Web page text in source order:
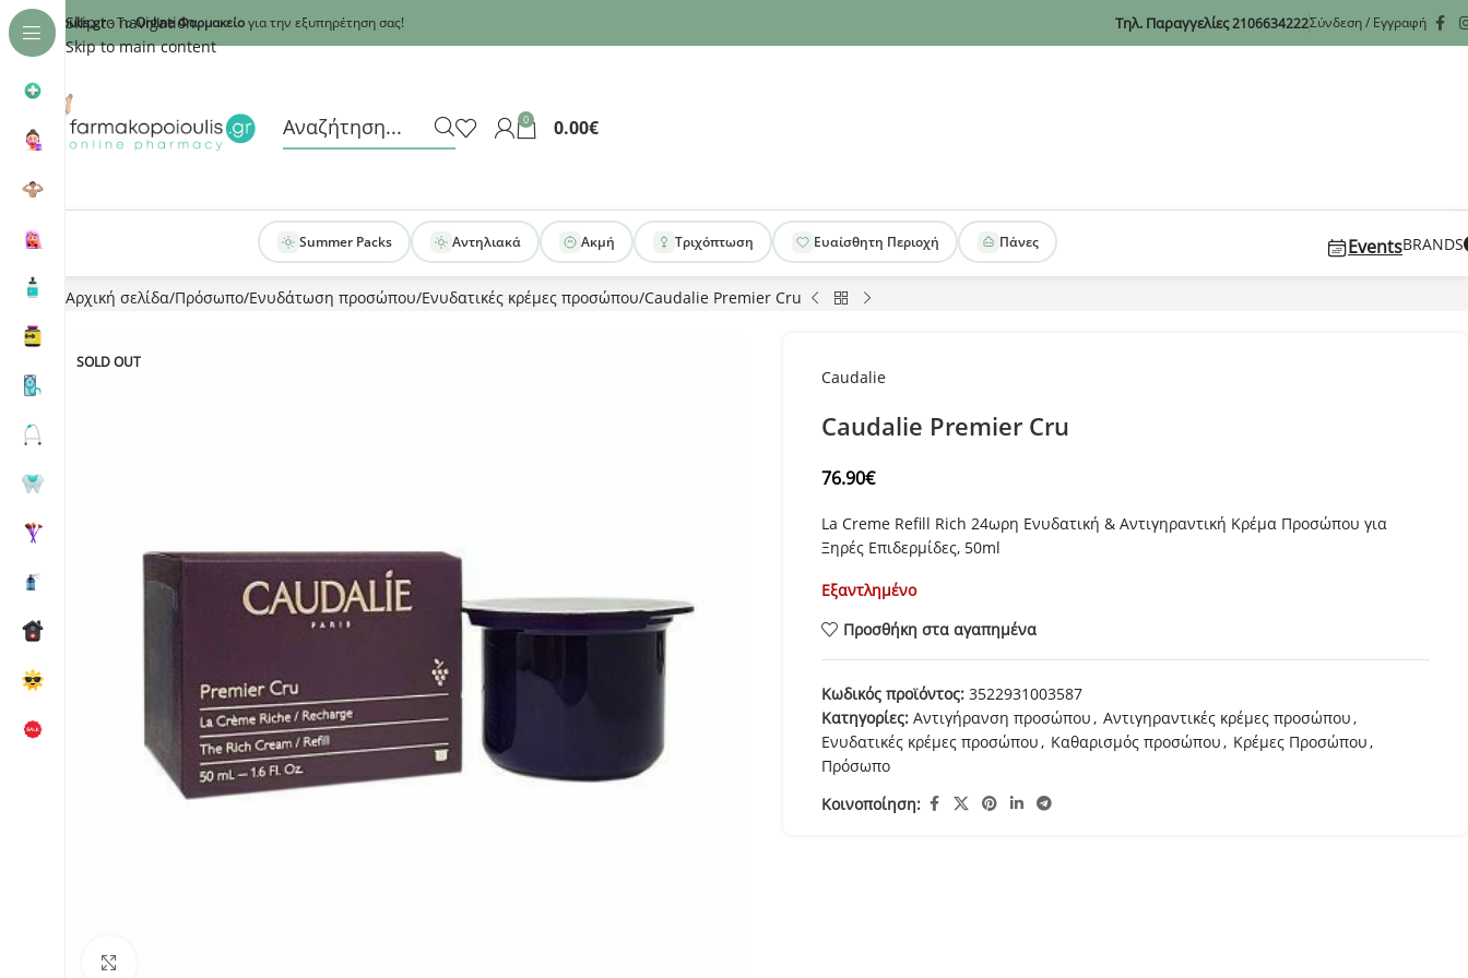
Skip to navigation
Skip to main content
- ΤοOnline Φαρμακείογια την εξυπηρέτηση σας! Τηλ. Παραγγελίες2106634222Σύνδεση / Εγγραφή
0 0.00€
Summer Packs Αντηλιακά Ακμή Τριχόπτωση Ευαίσθητη Περιοχή Πάνες EventsBRANDS
Αρχική σελίδα Πρόσωπο Ενυδάτωση προσώπου Ενυδατικές κρέμες προσώπου Caudalie Premier Cru
SOLD OUT
Caudalie
Caudalie Premier Cru
76.90€
La Creme Refill Rich 24ωρη Ενυδατική & Αντιγηραντική Κρέμα Προσώπου για
Ξηρές Επιδερμίδες, 50ml
Εξαντλημένο
Προσθήκη στα αγαπημένα
Κωδικός προϊόντος: 3522931003587
Κατηγορίες: Αντιγήρανση προσώπου, Αντιγηραντικές κρέμες προσώπου,
Ενυδατικές κρέμες προσώπου, Καθαρισμός προσώπου, Κρέμες Προσώπου,
Πρόσωπο
Κοινοποίηση: